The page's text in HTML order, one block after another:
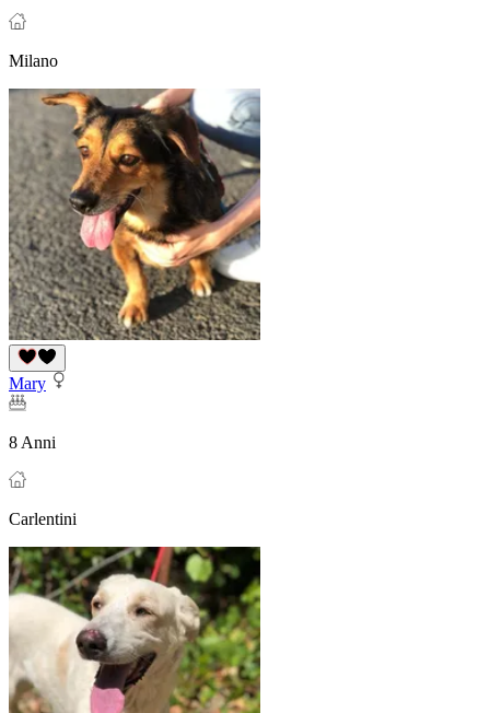
Milano
Mary
8 Anni
Carlentini